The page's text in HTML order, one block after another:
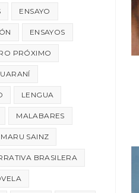
ENSAYO
ENSAYOS
PRÓXIMO
LENGUA
MALABARES
MARU SAINZ
BRASILERA